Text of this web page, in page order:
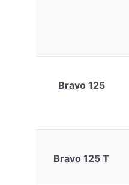
Bravo 125
Bravo 125 T